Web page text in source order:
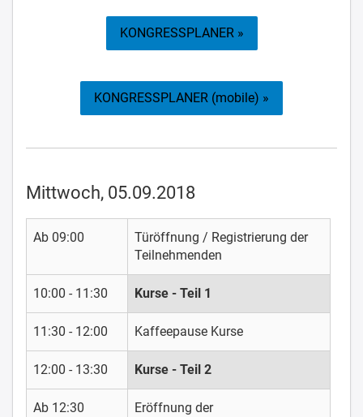
KONGRESSPLANER »
KONGRESSPLANER (mobile) »
Mittwoch, 05.09.2018
Ab 09:00
Türöffnung / Registrierung der
Teilnehmenden
10:00 - 11:30 Kurse - Teil 1
11:30 - 12:00 Kaffeepause Kurse
12:00 - 13:30 Kurse - Teil 2
Ab 12:30
Eröffnung der